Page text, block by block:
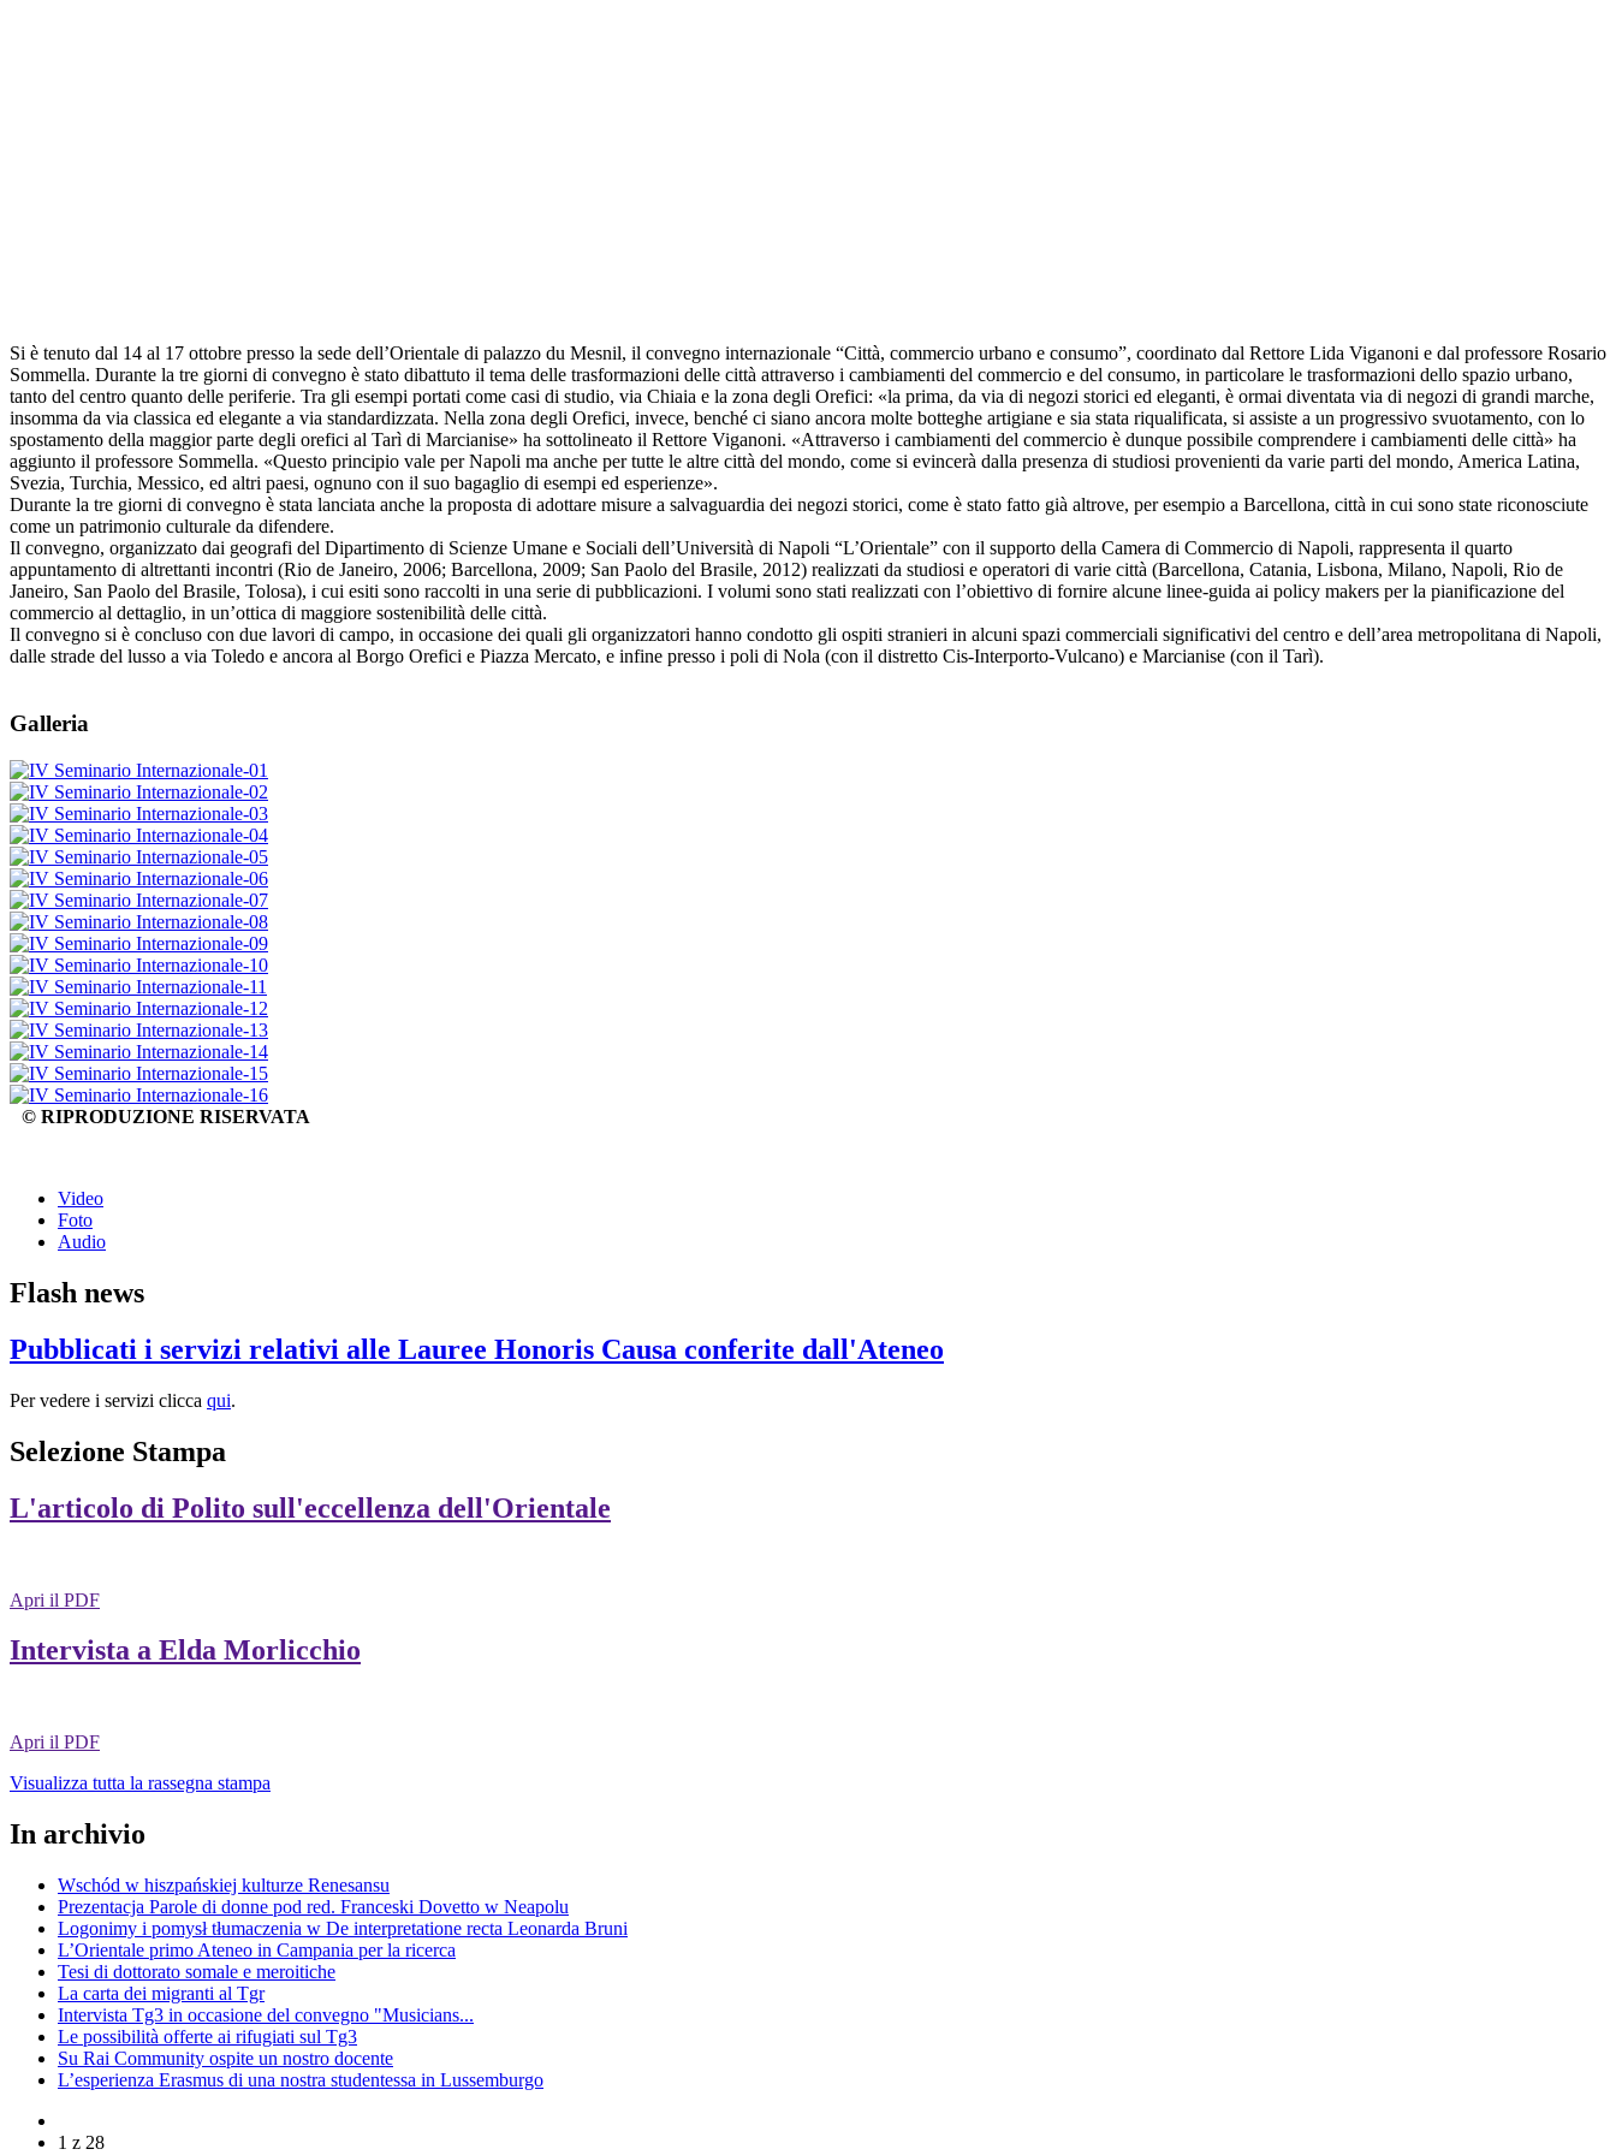
Si è tenuto dal 14 al 17 ottobre presso la sede dell’Orientale di palazzo du Mesnil, il convegno internazionale “Città, commercio urbano e consumo”, coordinato dal Rettore Lida Viganoni e dal professore Rosario
Sommella. Durante la tre giorni di convegno è stato dibattuto il tema delle trasformazioni delle città attraverso i cambiamenti del commercio e del consumo, in particolare le trasformazioni dello spazio urbano,
tanto del centro quanto delle periferie. Tra gli esempi portati come casi di studio, via Chiaia e la zona degli Orefici: «la prima, da via di negozi storici ed eleganti, è ormai diventata via di negozi di grandi marche,
insomma da via classica ed elegante a via standardizzata. Nella zona degli Orefici, invece, benché ci siano ancora molte botteghe artigiane e sia stata riqualificata, si assiste a un progressivo svuotamento, con lo
spostamento della maggior parte degli orefici al Tarì di Marcianise» ha sottolineato il Rettore Viganoni. «Attraverso i cambiamenti del commercio è dunque possibile comprendere i cambiamenti delle città» ha
aggiunto il professore Sommella. «Questo principio vale per Napoli ma anche per tutte le altre città del mondo, come si evincerà dalla presenza di studiosi provenienti da varie parti del mondo, America Latina,
Svezia, Turchia, Messico, ed altri paesi, ognuno con il suo bagaglio di esempi ed esperienze».
Durante la tre giorni di convegno è stata lanciata anche la proposta di adottare misure a salvaguardia dei negozi storici, come è stato fatto già altrove, per esempio a Barcellona, città in cui sono state riconosciute
come un patrimonio culturale da difendere.
Il convegno, organizzato dai geografi del Dipartimento di Scienze Umane e Sociali dell’Università di Napoli “L’Orientale” con il supporto della Camera di Commercio di Napoli, rappresenta il quarto
appuntamento di altrettanti incontri (Rio de Janeiro, 2006; Barcellona, 2009; San Paolo del Brasile, 2012) realizzati da studiosi e operatori di varie città (Barcellona, Catania, Lisbona, Milano, Napoli, Rio de
Janeiro, San Paolo del Brasile, Tolosa), i cui esiti sono raccolti in una serie di pubblicazioni. I volumi sono stati realizzati con l’obiettivo di fornire alcune linee-guida ai policy makers per la pianificazione del
commercio al dettaglio, in un’ottica di maggiore sostenibilità delle città.
Il convegno si è concluso con due lavori di campo, in occasione dei quali gli organizzatori hanno condotto gli ospiti stranieri in alcuni spazi commerciali significativi del centro e dell’area metropolitana di Napoli,
dalle strade del lusso a via Toledo e ancora al Borgo Orefici e Piazza Mercato, e infine presso i poli di Nola (con il distretto Cis-Interporto-Vulcano) e Marcianise (con il Tarì).
Galleria
© RIPRODUZIONE RISERVATA
Video
Foto
Audio
Flash news
Pubblicati i servizi relativi alle Lauree Honoris Causa conferite dall'Ateneo
Per vedere i servizi clicca qui.
Selezione Stampa
L'articolo di Polito sull'eccellenza dell'Orientale
Apri il PDF
Intervista a Elda Morlicchio
Apri il PDF
Visualizza tutta la rassegna stampa
In archivio
Wschód w hiszpańskiej kulturze Renesansu
Prezentacja Parole di donne pod red. Franceski Dovetto w Neapolu
Logonimy i pomysł tłumaczenia w De interpretatione recta Leonarda Bruni
L’Orientale primo Ateneo in Campania per la ricerca
Tesi di dottorato somale e meroitiche
La carta dei migranti al Tgr
Intervista Tg3 in occasione del convegno "Musicians...
Le possibilità offerte ai rifugiati sul Tg3
Su Rai Community ospite un nostro docente
L’esperienza Erasmus di una nostra studentessa in Lussemburgo
1 z 28